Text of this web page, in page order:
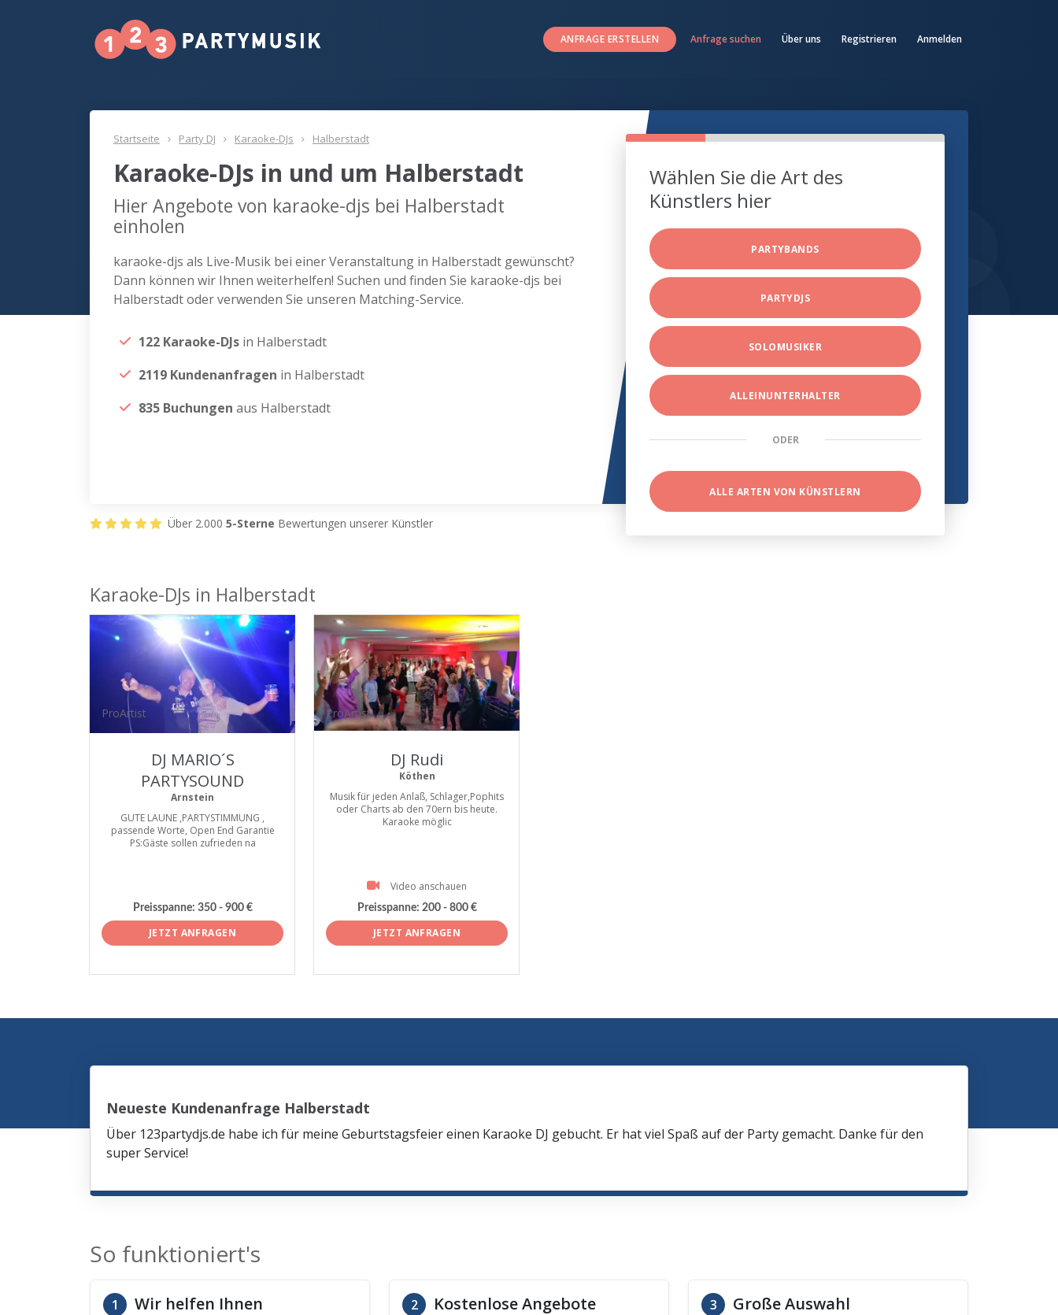
ANFRAGE ERSTELLEN Anfrage suchen Über uns Registrieren Anmelden
Startseite Party DJ Karaoke-DJs Halberstadt
Karaoke-DJs in und um Halberstadt
Hier Angebote von karaoke-djs bei Halberstadt
einholen
karaoke-djs als Live-Musik bei einer Veranstaltung in Halberstadt gewünscht?
Dann können wir Ihnen weiterhelfen! Suchen und finden Sie karaoke-djs bei
Halberstadt oder verwenden Sie unseren Matching-Service.
122 Karaoke-DJs in Halberstadt
2119 Kundenanfragen in Halberstadt
835 Buchungen aus Halberstadt
Wählen Sie die Art des
Künstlers hier
PARTYBANDS
PARTYDJS
SOLOMUSIKER
ALLEINUNTERHALTER
ODER
ALLE ARTEN VON KÜNSTLERN
Über 2.000 5-Sterne Bewertungen unserer Künstler
Karaoke-DJs in Halberstadt
ProArtist
DJ MARIO´S
PARTYSOUND
Arnstein
GUTE LAUNE ,PARTYSTIMMUNG ,
passende Worte, Open End Garantie
PS:Gäste sollen zufrieden na
Preisspanne: 350 - 900 €
JETZT ANFRAGEN
ProArtist
DJ Rudi
Köthen
Musik für jeden Anlaß, Schlager,Pophits
oder Charts ab den 70ern bis heute.
Karaoke möglic
Video anschauen
Preisspanne: 200 - 800 €
JETZT ANFRAGEN
Neueste Kundenanfrage Halberstadt
Über 123partydjs.de habe ich für meine Geburtstagsfeier einen Karaoke DJ gebucht. Er hat viel Spaß auf der Party gemacht. Danke für den
super Service!
So funktioniert's
1 Wir helfen Ihnen 2 Kostenlose Angebote 3 Große Auswahl